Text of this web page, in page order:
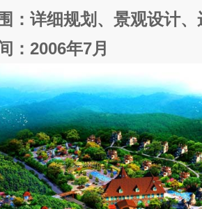
详细规划、景观设计、
2006年7月